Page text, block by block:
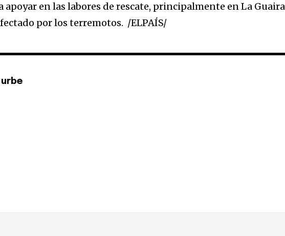
apoyar en las labores de rescate, principalmente en La
por los terremotos. /ELPAÍS/
urbe